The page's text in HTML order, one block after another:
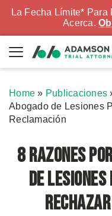
La Fecha Límite*
Acerca.
Home » Publicaciones
Abogado de Lesiones
Reclamación
8 Razones
de